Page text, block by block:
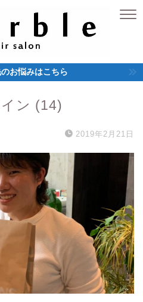
お悩みはこちら
ン (14)
2019年2月21日